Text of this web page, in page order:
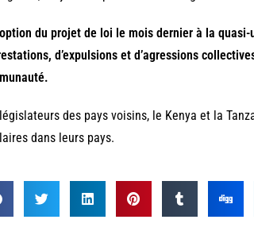
du projet de loi le mois dernier à la
d’expulsions et d’agressions
des pays voisins, le Kenya et la
dans leurs pays.